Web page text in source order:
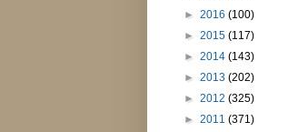
► 2016 (100)
► 2015 (117)
► 2014 (143)
► 2013 (202)
► 2012 (325)
► 2011 (371)